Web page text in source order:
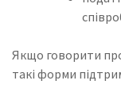
Якщо говорити
такі форми